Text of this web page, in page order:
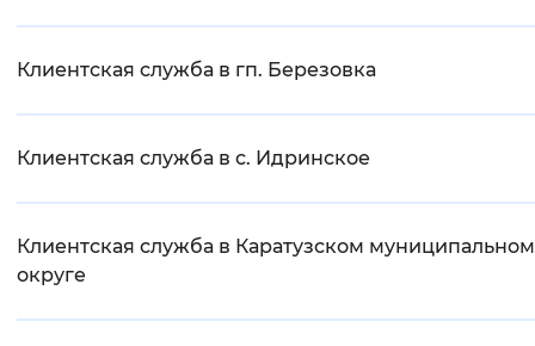
Клиентская служба в гп. Березовка
Клиентская служба в с. Идринское
Клиентская служба в Каратузском муниципальном
округе